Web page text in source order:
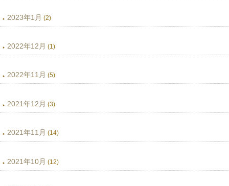
2023年1月 (2)
2022年12月 (1)
2022年11月 (5)
2021年12月 (3)
2021年11月 (14)
2021年10月 (12)